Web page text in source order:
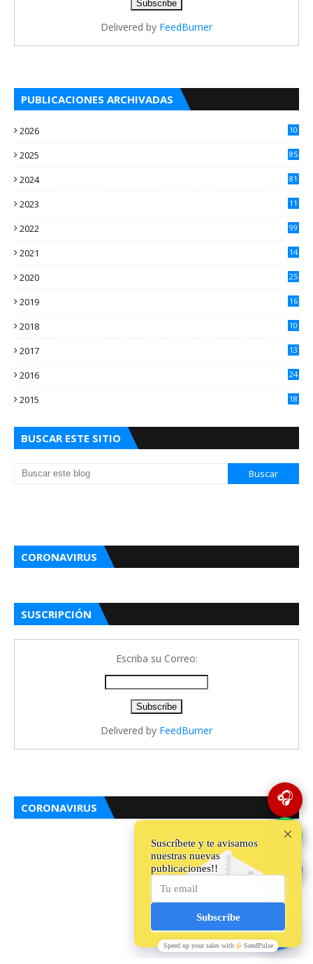
Delivered by FeedBurner
PUBLICACIONES ARCHIVADAS
2026
10
2025 85
2024 81
2023
11
2022 99
2021
14
2020
25
2019
16
2018
10
2017
13
2016
24
2015
18
BUSCAR ESTE SITIO
CORONAVIRUS
SUSCRIPCIÓN
Escriba su Correo:
Delivered by FeedBurner
CORONAVIRUS
🎧
💬
🔵